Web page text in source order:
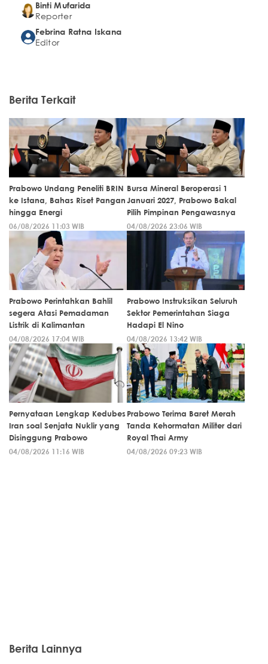
Binti Mufarida
Reporter
Febrina Ratna Iskana
Editor
Berita Terkait
Prabowo Undang Peneliti BRIN
ke Istana, Bahas Riset Pangan
hingga Energi
06/08/2026 11:03 WIB
Bursa Mineral Beroperasi 1
Januari 2027, Prabowo Bakal
Pilih Pimpinan Pengawasnya
04/08/2026 23:06 WIB
Prabowo Perintahkan Bahlil
segera Atasi Pemadaman
Listrik di Kalimantan
04/08/2026 17:04 WIB
Prabowo Instruksikan Seluruh
Sektor Pemerintahan Siaga
Hadapi El Nino
04/08/2026 13:42 WIB
Pernyataan Lengkap Kedubes
Iran soal Senjata Nuklir yang
Disinggung Prabowo
04/08/2026 11:16 WIB
Prabowo Terima Baret Merah
Tanda Kehormatan Militer dari
Royal Thai Army
04/08/2026 09:23 WIB
Berita Lainnya